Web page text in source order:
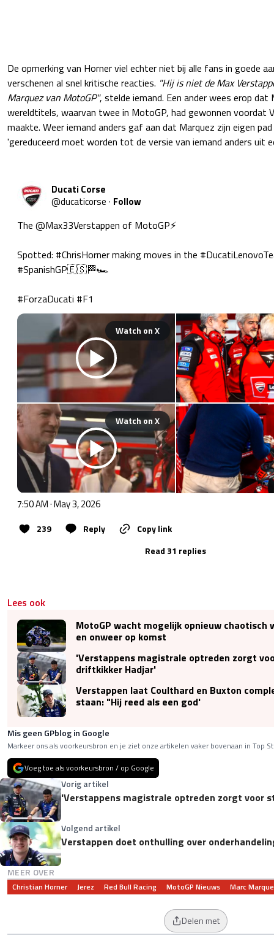
De opmerking van Horner viel echter niet bij alle fans in goede
verschenen al snel kritische reacties. "Hij is niet de Max
Marquez van MotoGP", stelde iemand. Een ander wees erop dat
wereldtitels, waarvan twee in MotoGP, had gewonnen voordat
maakte. Weer iemand anders gaf aan dat Marquez zijn eigen
'gereduceerd moet worden tot de versie van iemand anders uit
Ducati Corse
@ducaticorse · Follow
The @Max33Verstappen of MotoGP⚡️
Spotted: #ChrisHorner making moves in the
#SpanishGP🇪🇸🏁🏎️
#ForzaDucati #F1
Watch on X
Watch on X
7:50 AM · May 3, 2026
239 Reply
Copy link
Read 31 replies
Lees ook
MotoGP wacht mogelijk opnieuw chaotisch
en onweer op komst
'Verstappens magistrale optreden zorgt
driftkikker Hadjar'
Verstappen laat Coulthard en Buxton
staan: "Hij reed als een god'
Mis geen GPblog in Google
Markeer ons als voorkeursbron en je ziet onze artikelen vaker bovenaan in Top
Voeg toe als voorkeursbron / op Google
Vorig artikel
'Verstappens magistrale optreden zorgt voor
Volgend artikel
Verstappen doet onthulling over
MEER OVER
Christian Horner Jerez Red Bull Racing MotoGP Nieuws Marc
Delen met